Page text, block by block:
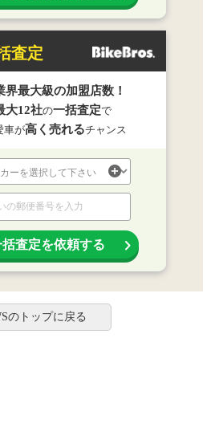
査定
界最大級の加盟店数！
大12社の一括査定で
車が高く売れるチャンス
括査定を依頼する
のトップに戻る